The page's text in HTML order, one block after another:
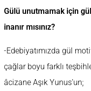
Gülü unutmamak için
inanır mısınız?
-Edebiyatımızda gül
çağlar boyu farklı
âcizane Aşık Yunus’un;